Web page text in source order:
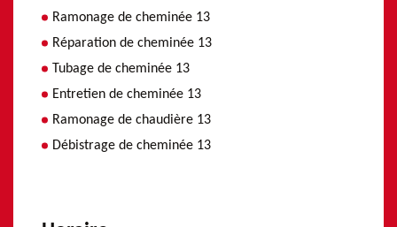
Ramonage de cheminée 13
Réparation de cheminée 13
Tubage de cheminée 13
Entretien de cheminée 13
Ramonage de chaudière 13
Débistrage de cheminée 13